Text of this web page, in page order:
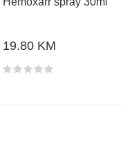
19.80 KM